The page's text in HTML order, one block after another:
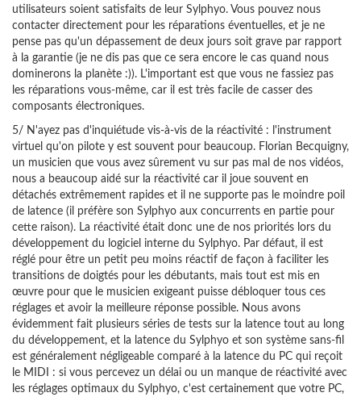
utilisateurs soient satisfaits de leur Sylphyo. Vous pouvez nous
contacter directement pour les réparations éventuelles, et je ne
pense pas qu'un dépassement de deux jours soit grave par rapport
à la garantie (je ne dis pas que ce sera encore le cas quand nous
dominerons la planète :)). L'important est que vous ne fassiez pas
les réparations vous-même, car il est très facile de casser des
composants électroniques.
5/ N'ayez pas d'inquiétude vis-à-vis de la réactivité : l'instrument
virtuel qu'on pilote y est souvent pour beaucoup. Florian Becquigny,
un musicien que vous avez sûrement vu sur pas mal de nos vidéos,
nous a beaucoup aidé sur la réactivité car il joue souvent en
détachés extrêmement rapides et il ne supporte pas le moindre poil
de latence (il préfère son Sylphyo aux concurrents en partie pour
cette raison). La réactivité était donc une de nos priorités lors du
développement du logiciel interne du Sylphyo. Par défaut, il est
réglé pour être un petit peu moins réactif de façon à faciliter les
transitions de doigtés pour les débutants, mais tout est mis en
œuvre pour que le musicien exigeant puisse débloquer tous ces
réglages et avoir la meilleure réponse possible. Nous avons
évidemment fait plusieurs séries de tests sur la latence tout au long
du développement, et la latence du Sylphyo et son système sans-fil
est généralement négligeable comparé à la latence du PC qui reçoit
le MIDI : si vous percevez un délai ou un manque de réactivité avec
les réglages optimaux du Sylphyo, c'est certainement que votre PC,